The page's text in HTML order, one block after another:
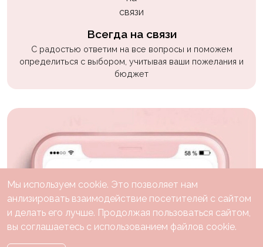
Всегда на связи
С радостью ответим на все вопросы и поможем
определиться с выбором, учитывая ваши пожелания и
бюджет
Мы используем cookie. Это позволяет нам
анлизировать взаимодействие посетителей с сайтом
и делать его лучше. Продолжая пользоваться сайтом,
вы соглашаетесь с использованием файлов cookie.